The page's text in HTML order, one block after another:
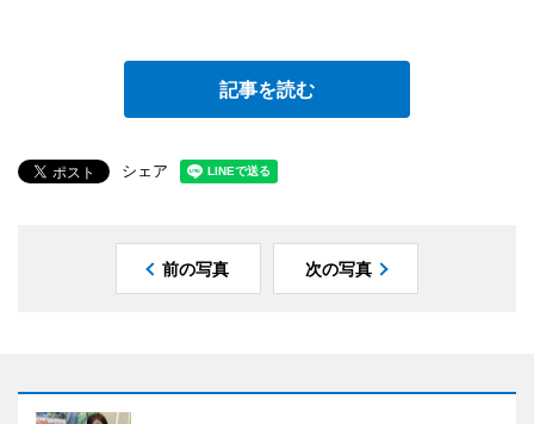
記事を読む
シェア
前の写真 次の写真